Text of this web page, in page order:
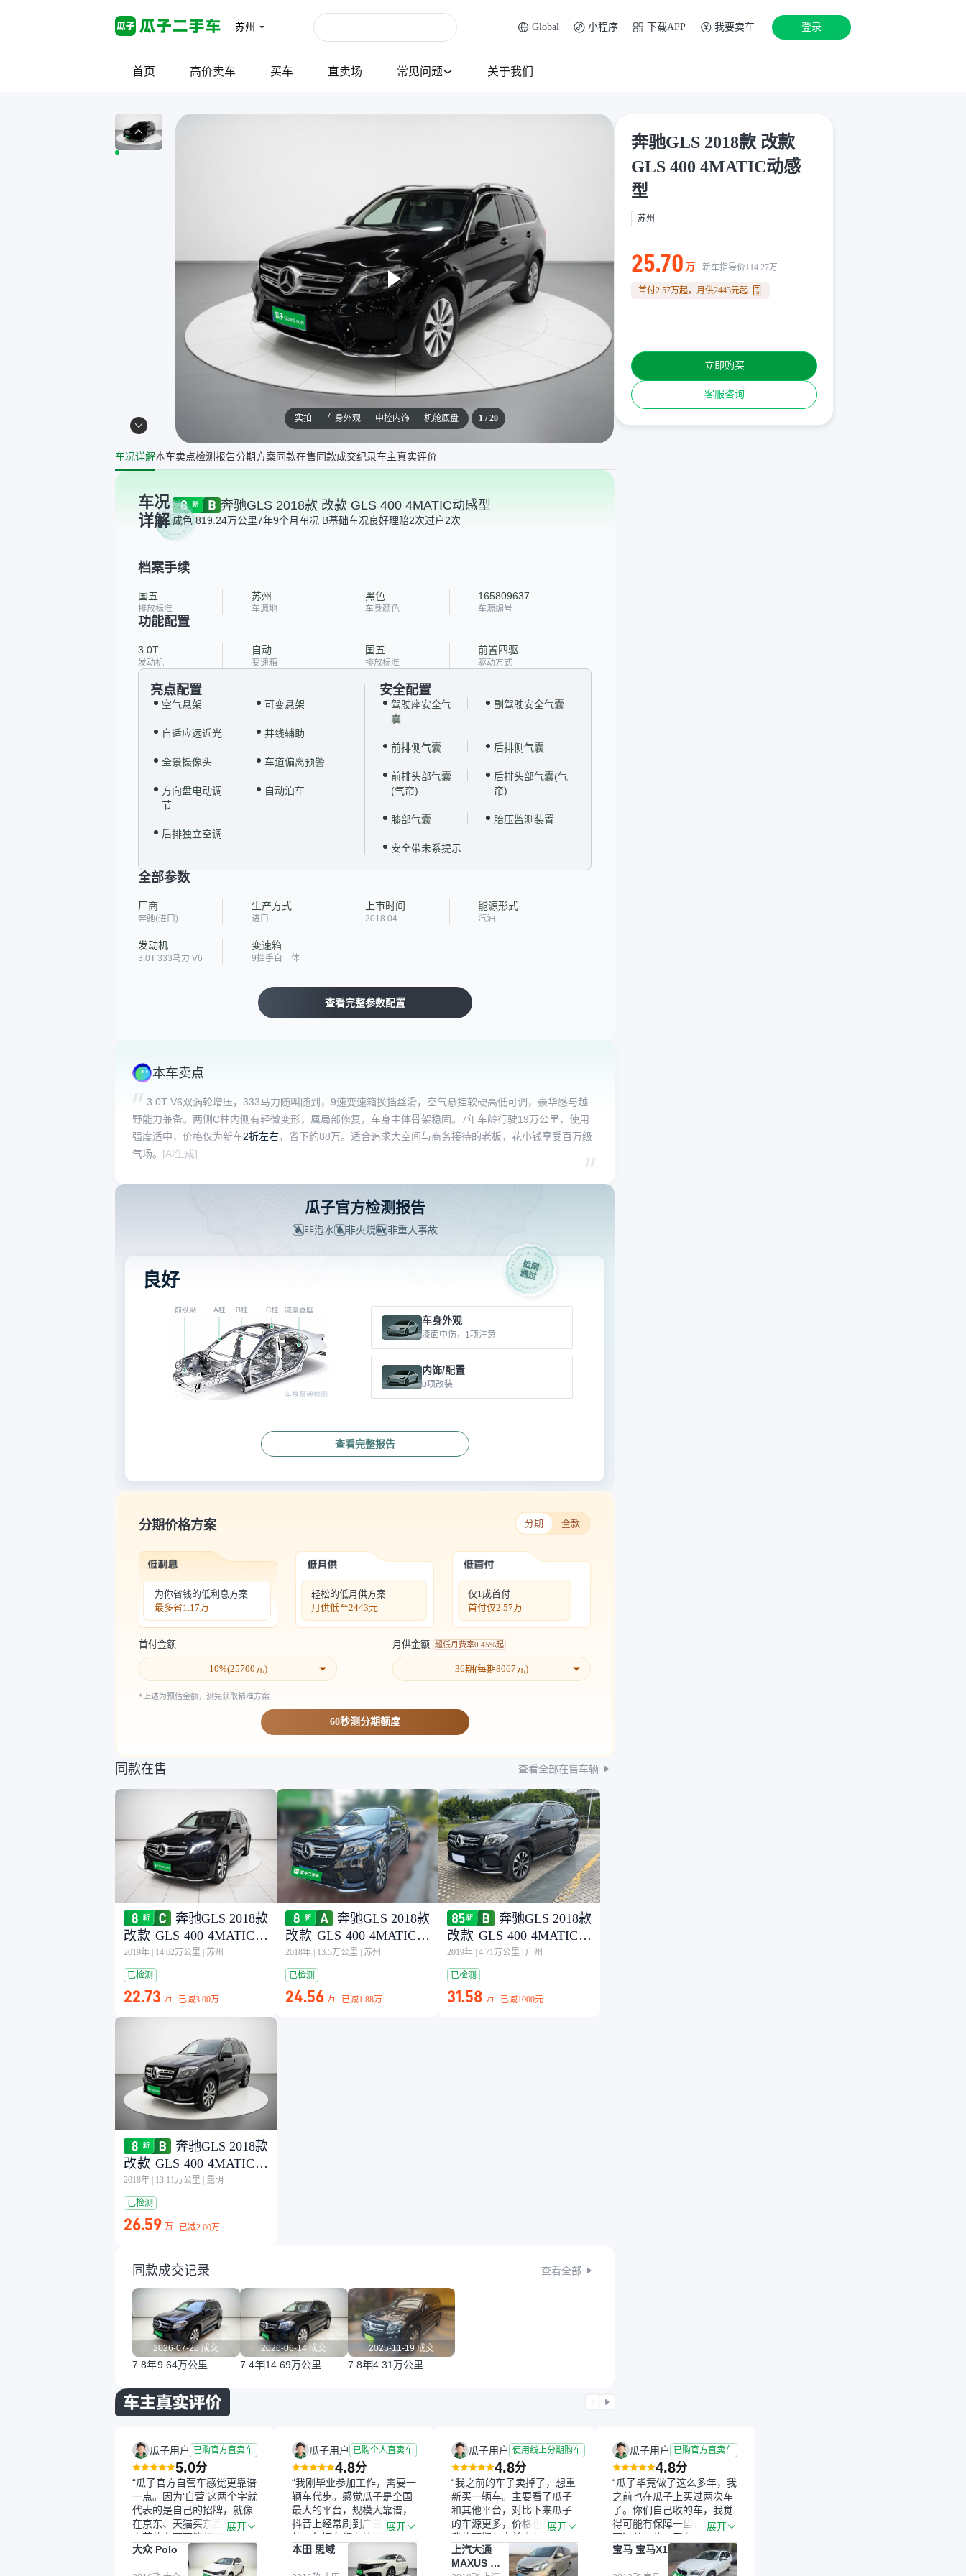
苏州 Global 小程序 下载APP 我要卖车 登录
首页 高价卖车 买车 直卖场 常见问题 关于我们
实拍 车身外观 中控内饰 机舱底盘 1/20
车况详解本车卖点检测报告分期方案同款在售同款成交纪录车主真实评价
车况
详解
奔驰GLS 2018款 改款 GLS 400 4MATIC动感型
成色 819.24万公里7年9个月车况 B基础车况良好理赔2次过户2次
档案手续
国五
排放标准
苏州
车源地
黑色
车身颜色
165809637
车源编号
功能配置
3.0T
发动机
自动
变速箱
国五
排放标准
前置四驱
驱动方式
亮点配置
空气悬架 可变悬架
自适应远近光 并线辅助
全景摄像头 车道偏离预警
方向盘电动调
节
自动泊车
后排独立空调
安全配置
驾驶座安全气
囊
副驾驶安全气囊
前排侧气囊 后排侧气囊
前排头部气囊
(气帘)
后排头部气囊(气
帘)
膝部气囊 胎压监测装置
安全带未系提示
全部参数
厂商
奔驰(进口)
生产方式
进口
上市时间
2018.04
能源形式
汽油
发动机
3.0T 333马力 V6
变速箱
9挡手自一体
查看完整参数配置
本车卖点
3.0T V6双涡轮增压，333马力随叫随到，9速变速箱换挡丝滑，空气悬挂软硬高低可调，豪华感与越
野能力兼备。两侧C柱内侧有轻微变形，属局部修复，车身主体骨架稳固。7年车龄行驶19万公里，使用
强度适中，价格仅为新车2折左右，省下约88万。适合追求大空间与商务接待的老板，花小钱享受百万级
气场。 [AI生成]
瓜子官方检测报告
非泡水 非火烧 非重大事故
良好
车身外观
漆面中伤，1项注意
内饰/配置
0项改装
查看完整报告
分期价格方案 分期 全款
为你省钱的低利息方案
最多省1.17万
轻松的低月供方案
月供低至2443元
仅1成首付
首付仅2.57万
首付金额
10%(25700元)
月供金额 超低月费率0.45%起
36期(每期8067元)
*上述为预估金额，测完获取精准方案
60秒测分期额度
同款在售 查看全部在售车辆
奔驰GLS 2018款
改款 GLS 400 4MATIC动
感型
2019年 14.62万公里 苏州
已检测
22.73 万 已减3.00万
奔驰GLS 2018款
改款 GLS 400 4MATIC动
感型
2018年 13.5万公里 苏州
已检测
24.56 万 已减1.88万
奔驰GLS 2018款
改款 GLS 400 4MATIC动
感型
2019年 4.71万公里 广州
已检测
31.58 万 已减1000元
奔驰GLS 2018款
改款 GLS 400 4MATIC动
感型
2018年 13.11万公里 昆明
已检测
26.59 万 已减2.00万
同款成交记录 查看全部
2026-07-26 成交
7.8年9.64万公里
2026-06-14 成交
7.4年14.69万公里
2025-11-19 成交
7.8年4.31万公里
瓜子用户 已购官方直卖车
5.0分
“瓜子官方自营车感觉更靠谱
一点。因为‘自营’这两个字就
代表的是自己的招牌，就像
在京东、天猫买东西一样，
自营的东西可能都要好一
点。就是这种刻板印象吧。
一开始买二手车的时候，我
展开
大众 Polo
瓜子用户 已购个人直卖车
4.8分
“我刚毕业参加工作，需要一
辆车代步。感觉瓜子是全国
最大的平台，规模大靠谱，
抖音上经常刷到广告，挺火
的。每辆车都有检测报告，
这个让我很放心。去外面买
车全凭卖家一张嘴，不敢
展开
本田 思域
瓜子用户 使用线上分期购车
4.8分
“我之前的车子卖掉了，想重
新买一辆车。主要看了瓜子
和其他平台，对比下来瓜子
的车源更多，价格也更符合
我的预期。之前卖车来过瓜
子，虽然价格没谈成，但
APP一直留着。瓜子毕竟是
展开
上汽大通
MAXUS 大
瓜子用户 已购官方直卖车
4.8分
“瓜子毕竟做了这么多年，我
之前也在瓜子上买过两次车
了。你们自己收的车，我觉
得可能有保障一些，检测会
更过关一些。平台自己收上
来再卖的车，应该更可靠。
我买的是宝马X1，主要看中
展开
宝马 宝马X1
奔驰GLS 2018款 改款
GLS 400 4MATIC动感
型
苏州
25.70 万 新车指导价114.27万
首付2.57万起，月供2443元起
客服咨询
立即购买